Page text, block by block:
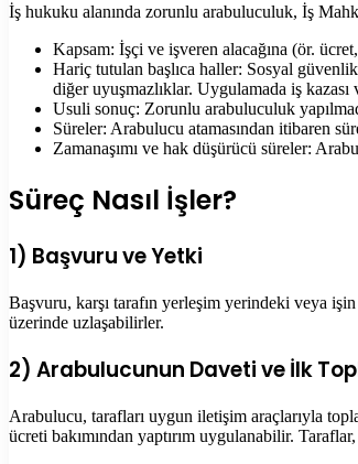
İş hukuku alanında zorunlu arabuluculuk, İş
Kapsam: İşçi ve işveren alacağına (ör.
Hariç tutulan başlıca haller: Sosyal
diğer uyuşmazlıklar. Uygulamada iş kazası
Usuli sonuç: Zorunlu arabuluculuk
Süreler: Arabulucu atamasından itibaren
Zamanaşımı ve hak düşürücü süreler:
Süreç Nasıl İşler?
1) Başvuru ve Yetki
Başvuru, karşı tarafın yerleşim yerindeki veya
üzerinde uzlaşabilirler.
2) Arabulucunun Daveti ve İlk
Arabulucu, tarafları uygun iletişim araçlarıyla
ücreti bakımından yaptırım uygulanabilir.